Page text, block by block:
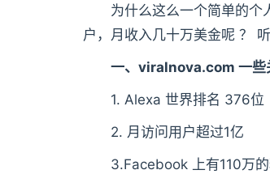
为什么这么一个简单的个
户，月收入几十万美金呢 ？
一、viralnova.com 一些关
1. Alexa 世界排名 376位
2. 月访问用户超过1亿
3.Facebook 上有110万的